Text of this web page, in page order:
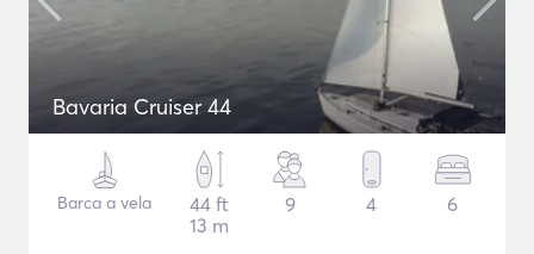
Bavaria Cruiser 44
Barca a vela
44 ft
13 m
9 4 6